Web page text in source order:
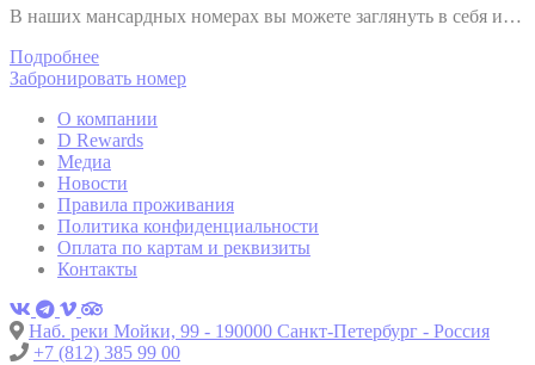
В наших мансардных номерах вы можете заглянуть в себя и…
Подробнее
Забронировать номер
О компании
D Rewards
Медиа
Новости
Правила проживания
Политика конфиденциальности
Оплата по картам и реквизиты
Контакты
Наб. реки Мойки, 99 - 190000 Санкт-Петербург - Россия
+7 (812) 385 99 00